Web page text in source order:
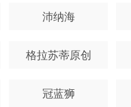
沛纳海
格拉苏蒂原创
冠蓝狮